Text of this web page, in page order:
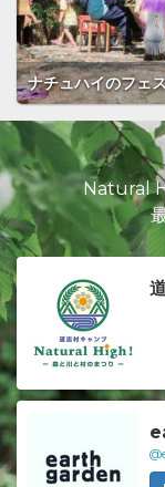
ナチュハイのフェ
Natural